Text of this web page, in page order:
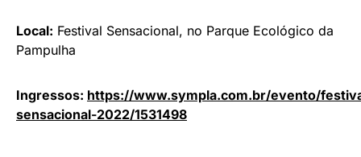
Local: Festival Sensacional, no Parque Ecológico da
Pampulha
Ingressos: https://www.sympla.com.br/evento/
sensacional-2022/1531498